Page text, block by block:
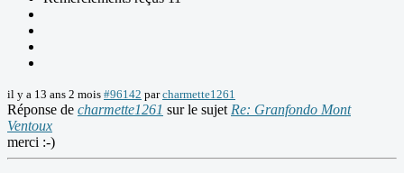
il y a 13 ans 2 mois #96142 parcharmette1261
Réponse de charmette1261 sur le sujet Re: Granfondo Mont
Ventoux
merci :-)